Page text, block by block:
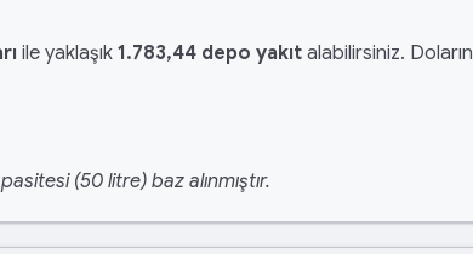
ile yaklaşık 1.783,44 depo yakıt alabilirsiniz.
(50 litre) baz alınmıştır.